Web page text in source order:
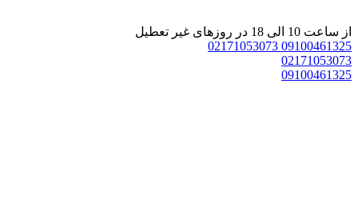
ساعت 10 الی 18 در روزهای غیر تعطیل
02171053073